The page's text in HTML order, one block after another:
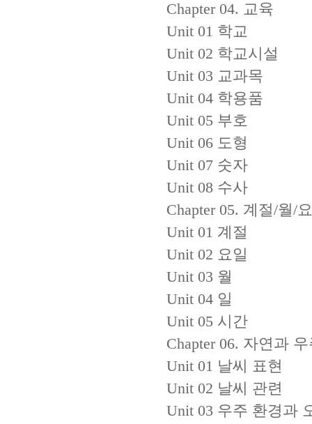
Chapter 04. 교육
Unit 01 학교
Unit 02 학교시설
Unit 03 교과목
Unit 04 학용품
Unit 05 부호
Unit 06 도형
Unit 07 숫자
Unit 08 수사
Chapter 05. 계절/월/
Unit 01 계절
Unit 02 요일
Unit 03 월
Unit 04 일
Unit 05 시간
Chapter 06. 자연과
Unit 01 날씨 표현
Unit 02 날씨 관련
Unit 03 우주 환경과